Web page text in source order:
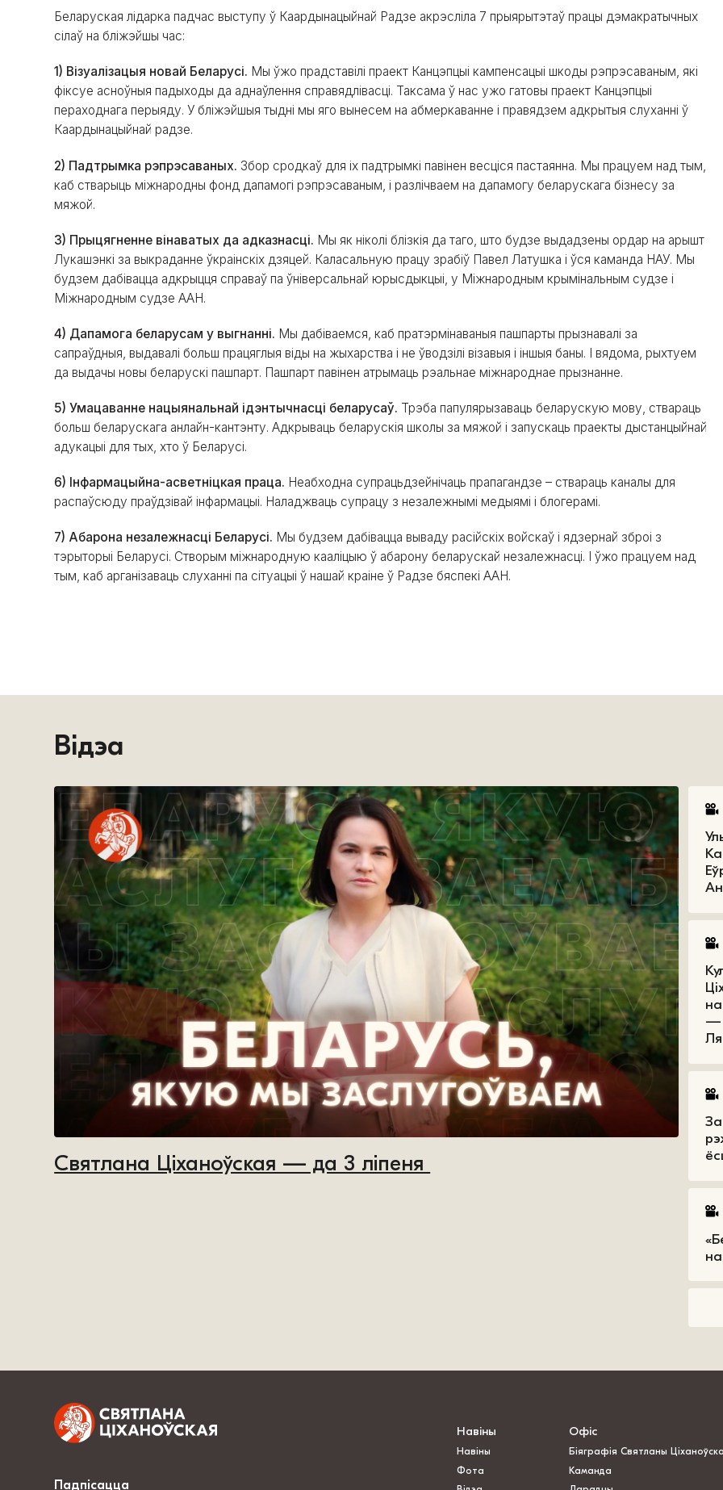
Беларуская лідарка падчас выступу ў Каардынацыйнай Радзе акрэсліла 7 прыярытэтаў працы дэмакратычных
сілаў на бліжэйшы час:
1) Візуалізацыя новай Беларусі. Мы ўжо прадставілі праект Канцэпцыі кампенсацыі шкоды рэпрэсаваным, які
фіксуе асноўныя падыходы да аднаўлення справядлівасці. Таксама ў нас ужо гатовы праект Канцэпцыі
пераходнага перыяду. У бліжэйшыя тыдні мы яго вынесем на абмеркаванне і правядзем адкрытыя слуханні ў
Каардынацыйнай радзе.
2) Падтрымка рэпрэсаваных. Збор сродкаў для іх падтрымкі павінен весціся пастаянна. Мы працуем над тым,
каб стварыць міжнародны фонд дапамогі рэпрэсаваным, і разлічваем на дапамогу беларускага бізнесу за
мяжой.
3) Прыцягненне вінаватых да адказнасці. Мы як ніколі блізкія да таго, што будзе выдадзены ордар на арышт
Лукашэнкі за выкраданне ўкраінскіх дзяцей. Каласальную працу зрабіў Павел Латушка і ўся каманда НАУ. Мы
будзем дабівацца адкрыцця справаў па ўніверсальнай юрысдыкцыі, у Міжнародным крымінальным судзе і
Міжнародным судзе ААН.
4) Дапамога беларусам у выгнанні. Мы дабіваемся, каб пратэрмінаваныя пашпарты прызнавалі за
сапраўдныя, выдавалі больш працяглыя віды на жыхарства і не ўводзілі візавыя і іншыя баны. І вядома, рыхтуем
да выдачы новы беларускі пашпарт. Пашпарт павінен атрымаць рэальнае міжнароднае прызнанне.
5) Умацаванне нацыянальнай ідэнтычнасці беларусаў. Трэба папулярызаваць беларускую мову, ствараць
больш беларускага анлайн-кантэнту. Адкрываць беларускія школы за мяжой і запускаць праекты дыстанцыйнай
адукацыі для тых, хто ў Беларусі.
6) Інфармацыйна-асветніцкая праца. Неабходна супрацьдзейнічаць прапагандзе – ствараць каналы для
распаўсюду праўдзівай інфармацыі. Наладжваць супрацу з незалежнымі медыямі і блогерамі.
7) Абарона незалежнасці Беларусі. Мы будзем дабівацца вываду расійскіх войскаў і ядзернай зброі з
тэрыторыі Беларусі. Створым міжнародную кааліцыю ў абарону беларускай незалежнасці. І ўжо працуем над
тым, каб арганізаваць слуханні па сітуацыі ў нашай краіне ў Радзе бяспекі ААН.
Відэа
Святлана Ціханоўская — да 3 ліпеня
на
—
Падпісацца
Навіны
Навіны
Фота
Офіс
Біяграфія Святланы
Каманда